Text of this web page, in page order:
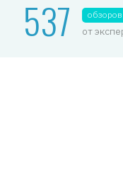
537 обзоров
от